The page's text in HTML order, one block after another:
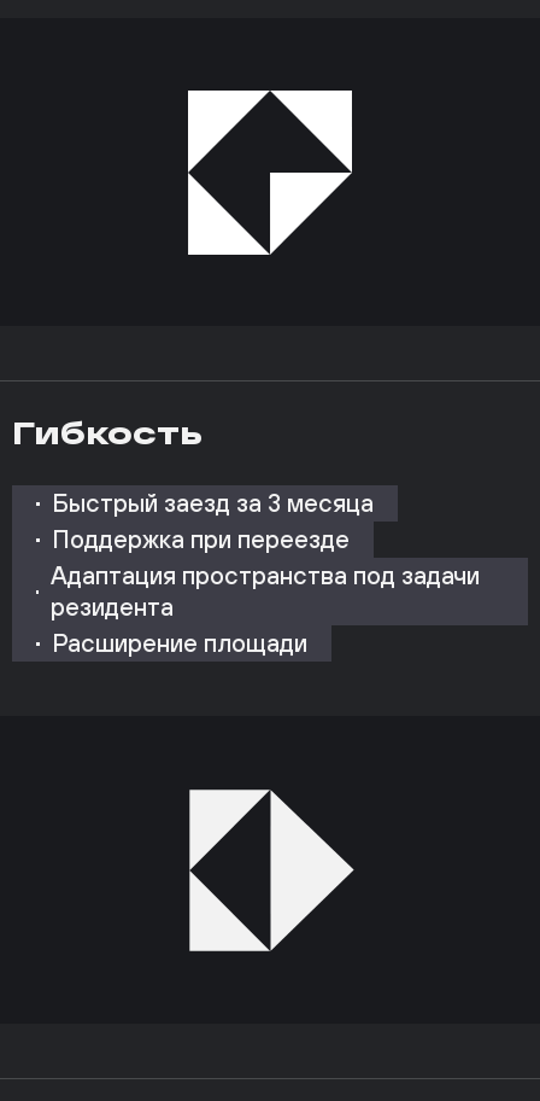
Гибкость
Быстрый заезд за 3 месяца
Поддержка при переезде
Адаптация пространства под задачи
резидента
Расширение площади